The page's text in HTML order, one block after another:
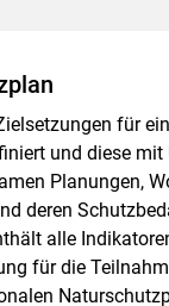
für
und diese
Planungen,
deren
alle
für die